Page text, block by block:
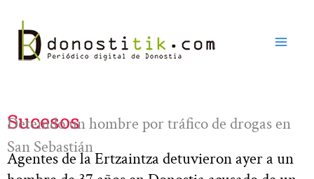
contenido
Sucesos
Detenido un hombre por tráfico de drogas en
San Sebastián
Agentes de la Ertzaintza detuvieron ayer a un